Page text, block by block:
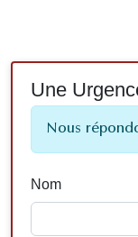
Une
Nous
Nom